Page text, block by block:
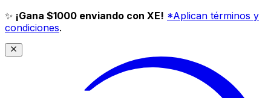
✨ ¡Gana $1000 enviando con XE! *Aplican términos y
condiciones.